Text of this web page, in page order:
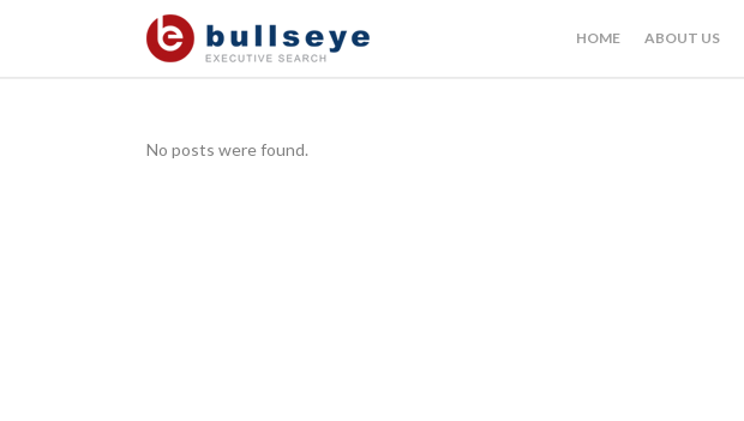
HOME ABOUT US
No posts were found.